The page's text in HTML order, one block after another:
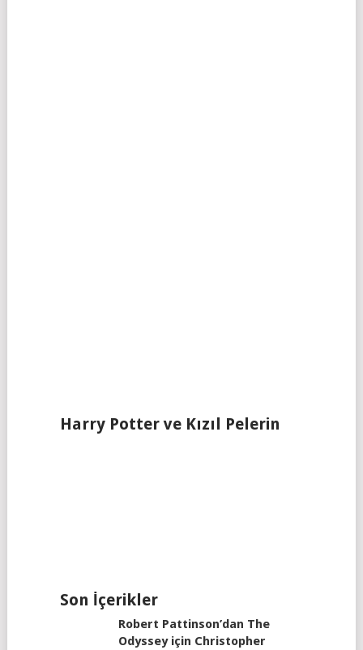
Harry Potter ve Kızıl Pelerin
Son İçerikler
Robert Pattinson’dan The
Odyssey için Christopher